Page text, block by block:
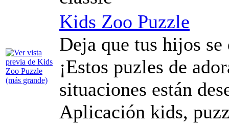
Kids Zoo Puzzle
Deja que tus hijos
¡Estos puzles de
situaciones están
Aplicación kids,